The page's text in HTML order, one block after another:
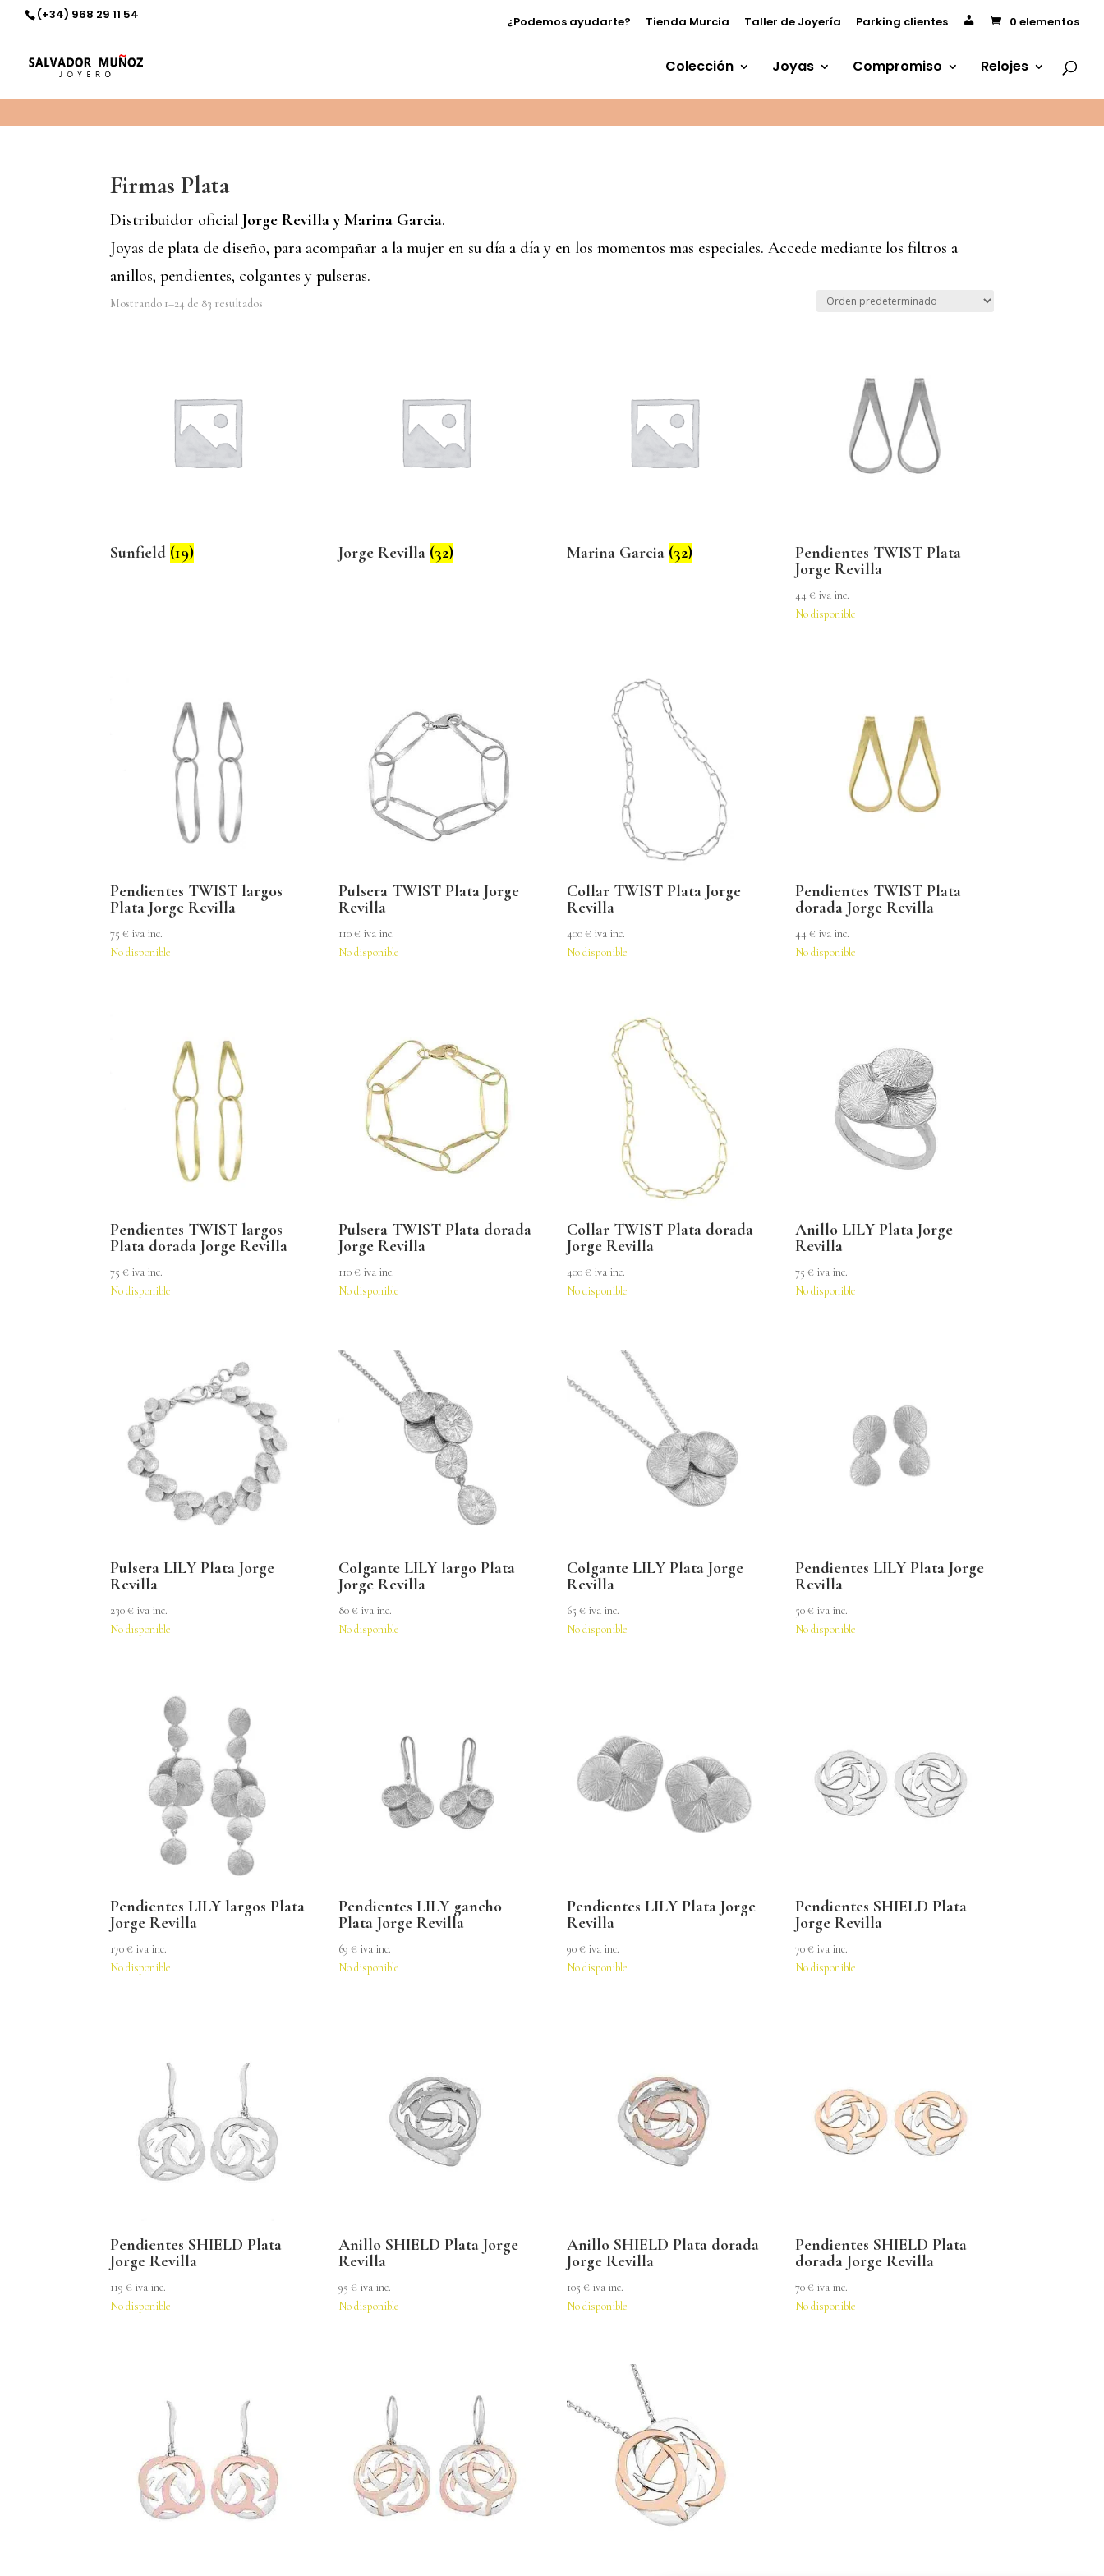
(+34) 968 29 11 54 ¿Podemos ayudarte? Tienda Murcia Taller de Joyería Parking clientes
n
a
0 elementos
Colección Joyas Compromiso Relojes
Firmas Plata
Distribuidor oficial Jorge Revilla y Marina Garcia.
Joyas de plata de diseño, para acompañar a la mujer en su día a día y en los momentos mas especiales. Accede mediante los filtros a
anillos, pendientes, colgantes y pulseras.
Mostrando 1–24 de 83 resultados
Sunfield (19) Jorge Revilla (32) Marina Garcia (32)
Pendientes TWIST Plata
Jorge Revilla
44€ iva inc.
No disponible
Pendientes TWIST largos
Plata Jorge Revilla
75€ iva inc.
No disponible
Pulsera TWIST Plata Jorge
Revilla
110€ iva inc.
No disponible
Collar TWIST Plata Jorge
Revilla
400€ iva inc.
No disponible
Pendientes TWIST Plata
dorada Jorge Revilla
44€ iva inc.
No disponible
Pendientes TWIST largos
Plata dorada Jorge Revilla
75€ iva inc.
No disponible
Pulsera TWIST Plata dorada
Jorge Revilla
110€ iva inc.
No disponible
Collar TWIST Plata dorada
Jorge Revilla
400€ iva inc.
No disponible
Anillo LILY Plata Jorge
Revilla
75€ iva inc.
No disponible
Pulsera LILY Plata Jorge
Revilla
230€ iva inc.
No disponible
Colgante LILY largo Plata
Jorge Revilla
80€ iva inc.
No disponible
Colgante LILY Plata Jorge
Revilla
65€ iva inc.
No disponible
Pendientes LILY Plata Jorge
Revilla
50€ iva inc.
No disponible
Pendientes LILY largos Plata
Jorge Revilla
170€ iva inc.
No disponible
Pendientes LILY gancho
Plata Jorge Revilla
69€ iva inc.
No disponible
Pendientes LILY Plata Jorge
Revilla
90€ iva inc.
No disponible
Pendientes SHIELD Plata
Jorge Revilla
70€ iva inc.
No disponible
Pendientes SHIELD Plata
Jorge Revilla
119€ iva inc.
No disponible
Anillo SHIELD Plata Jorge
Revilla
95€ iva inc.
No disponible
Anillo SHIELD Plata dorada
Jorge Revilla
105€ iva inc.
No disponible
Pendientes SHIELD Plata
dorada Jorge Revilla
70€ iva inc.
No disponible